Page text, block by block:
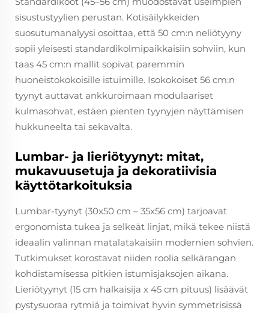
sisustustyylien perustan. Kotisäilykkeiden
suosutumanalyysi osoittaa, että 50 cm:n neliötyyny
sopii yleisesti standardikolmipaikkaisiin sohviin, kun
taas 45 cm:n mallit sopivat paremmin
huoneistokokoisille istuimille. Isokokoiset 56 cm:n
tyynyt auttavat ankkuroimaan modulaariset
kulmasohvat, estäen pienten tyynyjen näyttämisen
hukkuneelta tai sekavalta.
Lumbar- ja lieriötyynyt: mitat,
mukavuusetuja ja dekoratiivisia
käyttötarkoituksia
Lumbar-tyynyt (30x50 cm – 35x56 cm) tarjoavat
ergonomista tukea ja selkeät linjat, mikä tekee niistä
ideaalin valinnan matalatakaisiin modernien sohvien.
Tutkimukset korostavat niiden roolia selkärangan
kohdistamisessa pitkien istumisjaksojen aikana.
Lieriötyynyt (15 cm halkaisija x 45 cm pituus) lisäävät
pystysuoraa rytmiä ja toimivat hyvin symmetrisissä